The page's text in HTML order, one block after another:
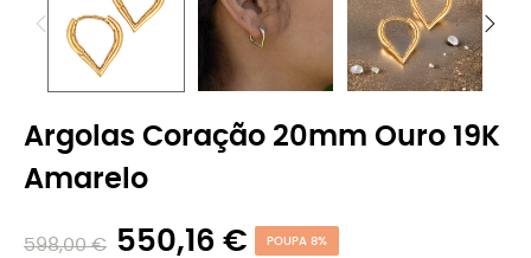
Argolas Coração 20mm Ouro 19K
Amarelo
598,00 € 550,16 € POUPA 8%